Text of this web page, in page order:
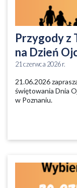
Przygody z
na Dzień
21 czerwca 2026 r.
21.06.2026
świętowania Dnia
w Poznaniu.